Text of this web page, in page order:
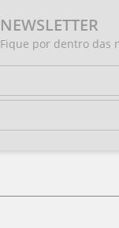
NEWSLETTER
Fique por dentro das